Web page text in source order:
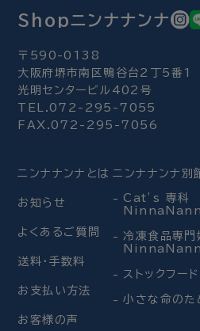
Shopニンナナンナ
〒590-0138
大阪府堺市南区鴨谷台2丁5番1
光明センタービル402号
TEL.072-295-7055
FAX.072-295-7056
ニンナナンナとは
お知らせ
よくあるご質問
送料・手数料
お支払い方法
お客様の声
ニンナナンナ別
Cat’s 専科
冷凍食品専門
ストックフー
小さな命のた